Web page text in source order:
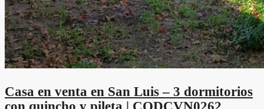
Casa en venta en San Luis – 3 dormitorios